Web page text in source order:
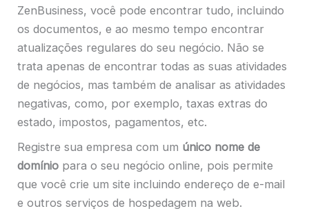
ZenBusiness, você pode encontrar tudo, incluindo
os documentos, e ao mesmo tempo encontrar
atualizações regulares do seu negócio. Não se
trata apenas de encontrar todas as suas atividades
de negócios, mas também de analisar as atividades
negativas, como, por exemplo, taxas extras do
estado, impostos, pagamentos, etc.
Registre sua empresa com um único nome de
domínio para o seu negócio online, pois permite
que você crie um site incluindo endereço de e-mail
e outros serviços de hospedagem na web.